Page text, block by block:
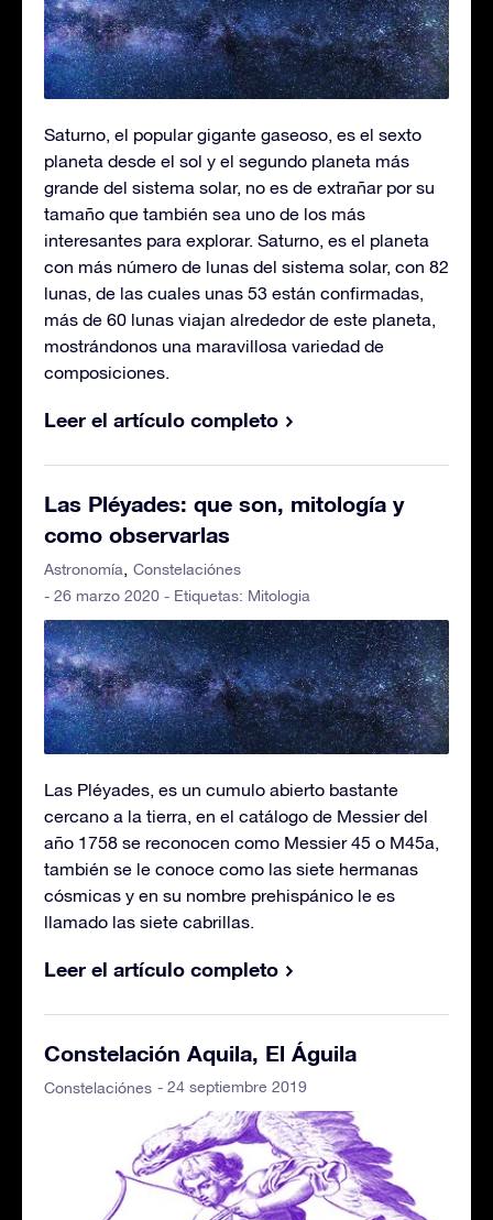
Saturno, el popular gigante gaseoso, es el sexto
planeta desde el sol y el segundo planeta más
grande del sistema solar, no es de extrañar por su
tamaño que también sea uno de los más
interesantes para explorar. Saturno, es el planeta
con más número de lunas del sistema solar, con 82
lunas, de las cuales unas 53 están confirmadas,
más de 60 lunas viajan alrededor de este planeta,
mostrándonos una maravillosa variedad de
composiciones.
Leer el artículo completo
Las Pléyades: que son, mitología y
como observarlas
Astronomía Constelaciónes
- 26 marzo 2020 - Etiquetas: Mitologia
Las Pléyades, es un cumulo abierto bastante
cercano a la tierra, en el catálogo de Messier del
año 1758 se reconocen como Messier 45 o M45a,
también se le conoce como las siete hermanas
cósmicas y en su nombre prehispánico le es
llamado las siete cabrillas.
Leer el artículo completo
Constelación Aquila, El Águila
Constelaciónes - 24 septiembre 2019